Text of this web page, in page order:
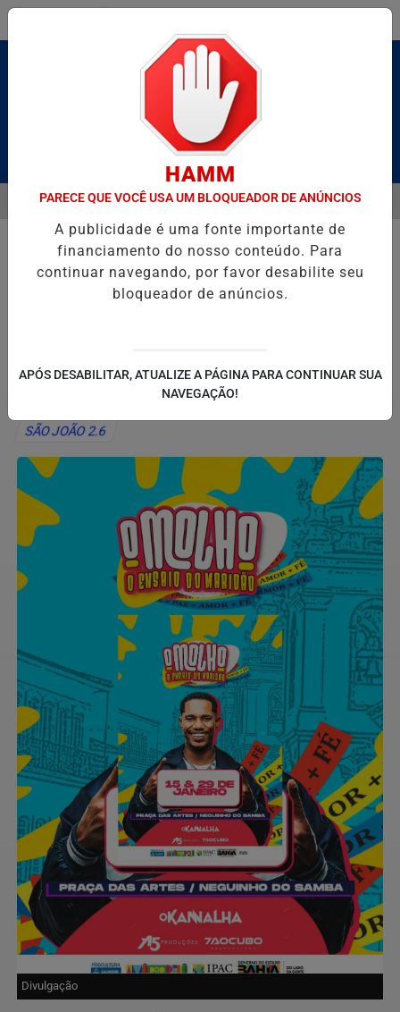
Pesquisar Notícia
HOMENAGEIA UZIEL BUENO NO TERRAÇO MINEIRO NA
EM ALTA
MENU
SÃO JOÃO 2.6
Divulgação
HAMM
PARECE QUE VOCÊ USA UM BLOQUEADOR DE ANÚNCIOS
A publicidade é uma fonte importante de
financiamento do nosso conteúdo. Para
continuar navegando, por favor desabilite seu
bloqueador de anúncios.
APÓS DESABILITAR, ATUALIZE A PÁGINA PARA CONTINUAR SUA
NAVEGAÇÃO!